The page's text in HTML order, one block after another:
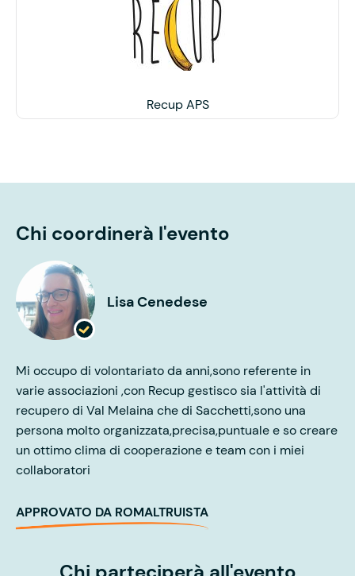
Recup APS
Chi coordinerà l'evento
Lisa Cenedese
Mi occupo di volontariato da anni,sono referente in
varie associazioni ,con Recup gestisco sia l'attività di
recupero di Val Melaina che di Sacchetti,sono una
persona molto organizzata,precisa,puntuale e so creare
un ottimo clima di cooperazione e team con i miei
collaboratori
APPROVATO DA ROMALTRUISTA